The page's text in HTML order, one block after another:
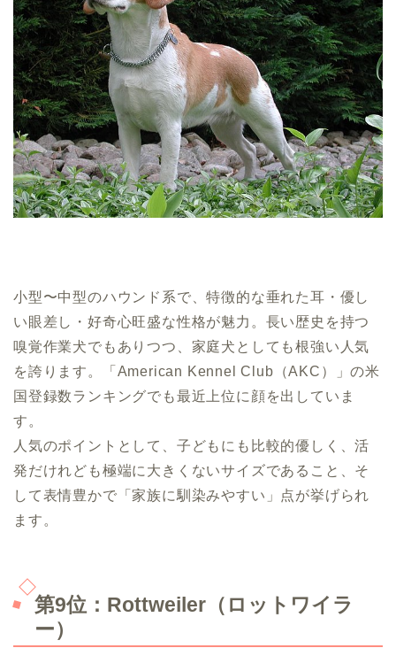
小型〜中型のハウンド系で、特徴的な垂れた耳・優し
い眼差し・好奇心旺盛な性格が魅力。長い歴史を持つ
嗅覚作業犬でもありつつ、家庭犬としても根強い人気
を誇ります。「American Kennel Club（AKC）」の米
国登録数ランキングでも最近上位に顔を出していま
す。
人気のポイントとして、子どもにも比較的優しく、活
発だけれども極端に大きくないサイズであること、そ
して表情豊かで「家族に馴染みやすい」点が挙げられ
ます。
第9位：Rottweiler（ロットワイラ
ー）